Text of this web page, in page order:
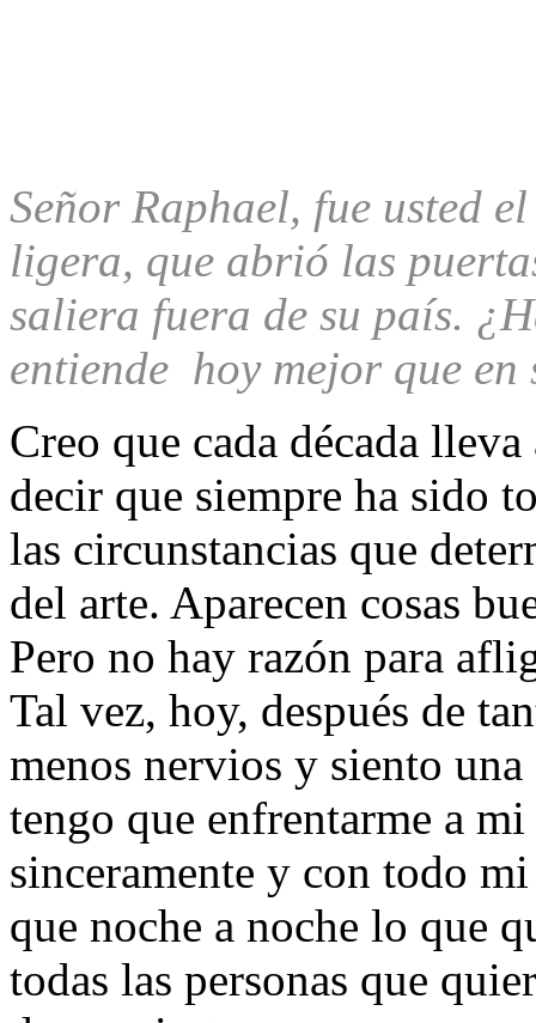
Señor Raphael, fue usted
ligera, que abrió las
saliera fuera de su país.
entiende hoy mejor que
Creo que cada década
decir que siempre ha sido
las circunstancias que
del arte. Aparecen cosas
Pero no hay razón para
Tal vez, hoy, después de
menos nervios y siento
tengo que enfrentarme a
sinceramente y con todo
que noche a noche lo que
todas las personas que